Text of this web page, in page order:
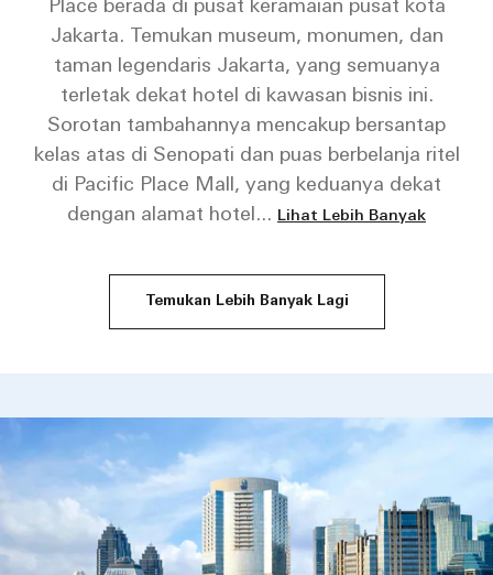
Place berada di pusat keramaian pusat kota
Jakarta. Temukan museum, monumen, dan
taman legendaris Jakarta, yang semuanya
terletak dekat hotel di kawasan bisnis ini.
Sorotan tambahannya mencakup bersantap
kelas atas di Senopati dan puas berbelanja ritel
di Pacific Place Mall, yang keduanya dekat
dengan alamat hotel ... Lihat Lebih Banyak
Temukan Lebih Banyak Lagi